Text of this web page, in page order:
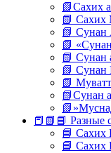
📗Сахих
📗 Сахих
📗 Сунан
📗
📗 Сунан
📗
📗
📗Сунан
📕📗📘 Разные
📘 Сахих
📘 Сахих